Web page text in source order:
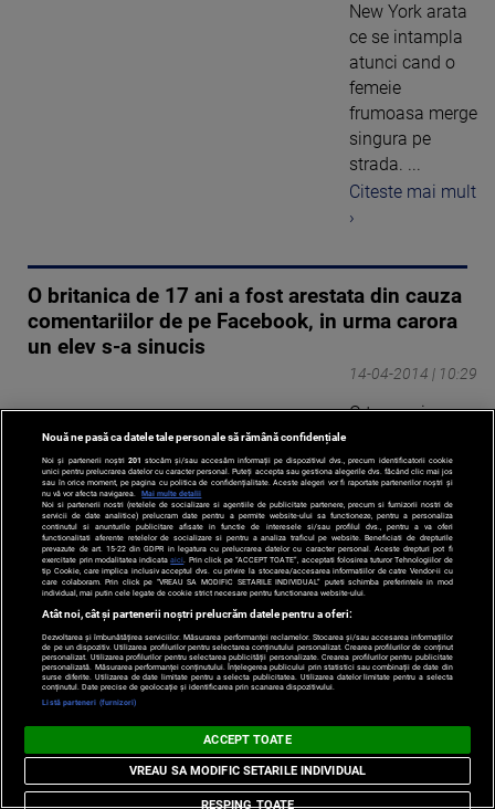
New York arata
ce se intampla
atunci cand o
femeie
frumoasa merge
singura pe
strada. ...
Citeste mai mult
›
O britanica de 17 ani a fost arestata din cauza
comentariilor de pe Facebook, in urma carora
un elev s-a sinucis
14-04-2014 | 10:29
O tanara in
din Tara Galilor,
a fost arestata
din cauza unor
comentarii
jignitoare
postate pe ...
Citeste mai mult
›
Cum pot sa fie persoanele care obisnuiesc sa
scrie comentarii online:
24-02-2014 | 09:55
Nouă ne pasă ca datele tale personale să rămână confidențiale
Noi și partenerii noștri 201 stocăm și/sau accesăm informații pe dispozitivul dvs., precum identificatorii cookie
unici pentru prelucrarea datelor cu caracter personal. Puteți accepta sau gestiona alegerile dvs. făcând clic mai jos
sau în orice moment, pe pagina cu politica de confidențialitate. Aceste alegeri vor fi raportate partenerilor noștri și
nu vă vor afecta navigarea.
Mai multe detalii
Noi si partenerii nostri (retelele de socializare si agentiile de publicitate partenere, precum si furnizorii nostri de
servicii de date analitice) prelucram date pentru a permite website-ului sa functioneze, pentru a personaliza
continutul si anunturile publicitare afisate in functie de interesele si/sau profilul dvs., pentru a va oferi
functionalitati aferente retelelor de socializare si pentru a analiza traficul pe website. Beneficiati de drepturile
prevazute de art. 15-22 din GDPR in legatura cu prelucrarea datelor cu caracter personal. Aceste drepturi pot fi
exercitate prin modalitatea indicataaici . Prin click pe “ACCEPT TOATE”, acceptati folosirea tuturor Tehnologiilor de
tip Cookie, care implica inclusiv acceptul dvs. cu privire la stocarea/accesarea informatiilor de catre Vendor-ii cu
care colaboram. Prin click pe “VREAU SA MODIFIC SETARILE INDIVIDUAL” puteti schimba preferintele in mod
individual, mai putin cele legate de cookie strict necesare pentru functionarea website-ului.
Atât noi, cât și partenerii noștri prelucrăm datele pentru a oferi:
Dezvoltarea și îmbunătățirea serviciilor. Măsurarea performanței reclamelor. Stocarea și/sau accesarea informațiilor
de pe un dispozitiv. Utilizarea profilurilor pentru selectarea conținutului personalizat. Crearea profilurilor de conținut
personalizat. Utilizarea profilurilor pentru selectarea publicității personalizate. Crearea profilurilor pentru publicitate
personalizată. Măsurarea performanței conținutului. Înțelegerea publicului prin statistici sau combinații de date din
surse diferite. Utilizarea de date limitate pentru a selecta publicitatea. Utilizarea datelor limitate pentru a selecta
conținutul. Date precise de geolocație și identificarea prin scanarea dispozitivului.
Listă parteneri (furnizori)
ACCEPT TOATE
RESPING TOATE
VREAU SA MODIFIC SETARILE INDIVIDUAL